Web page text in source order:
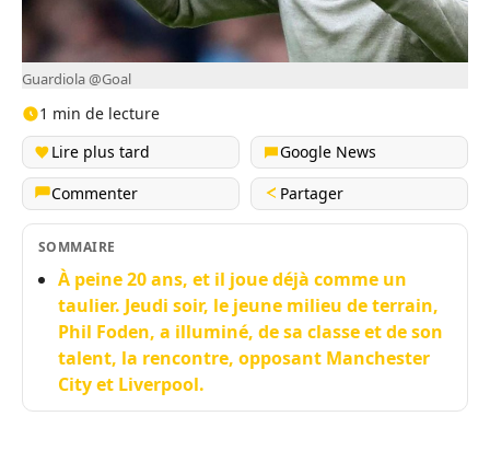
Guardiola @Goal
1 min de lecture
Lire plus tard
Google News
Commenter
Partager
SOMMAIRE
À peine 20 ans, et il joue déjà comme un
taulier. Jeudi soir, le jeune milieu de terrain,
Phil Foden, a illuminé, de sa classe et de son
talent, la rencontre, opposant Manchester
City et Liverpool.